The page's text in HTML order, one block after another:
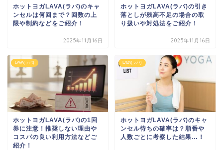
ホットヨガLAVA(ラバ)のキャ
ンセルは何回まで？回数の上
限や制約などをご紹介！
2025年11月16日
ホットヨガLAVA(ラバ)の引き
落としが残高不足の場合の取
り扱いや対処法をご紹介！
2025年11月16日
LAVA(ラバ)
ホットヨガLAVA(ラバ)の1回
券に注意！推奨しない理由や
コスパの良い利用方法などご
紹介！
LAVA(ラバ)
ホットヨガLAVA(ラバ)のキャ
ンセル待ちの確率は？順番や
人数ごとに考察した結果…！